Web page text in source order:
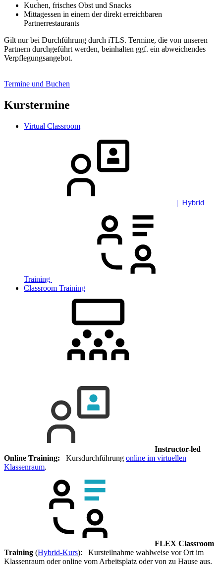
Kuchen, frisches Obst und Snacks
Mittagessen in einem der direkt erreichbaren
Partnerrestaurants
Gilt nur bei Durchführung durch iTLS. Termine, die von unseren
Partnern durchgeführt werden, beinhalten ggf. ein abweichendes
Verpflegungsangebot.
Termine und Buchen
Kurstermine
Virtual Classroom
| Hybrid
Training
Classroom Training
Instructor-led
Online Training: Kursdurchführung online im virtuellen
Klassenraum.
FLEX Classroom
Training (Hybrid-Kurs): Kursteilnahme wahlweise vor Ort im
Klassenraum oder online vom Arbeitsplatz oder von zu Hause aus.